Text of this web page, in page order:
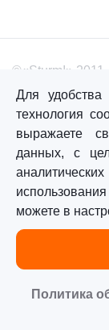
©«Sturm!»
Все права
Политика
Согласие на
Для удобства
технология
выражаете
данных, с
можете в
Политика